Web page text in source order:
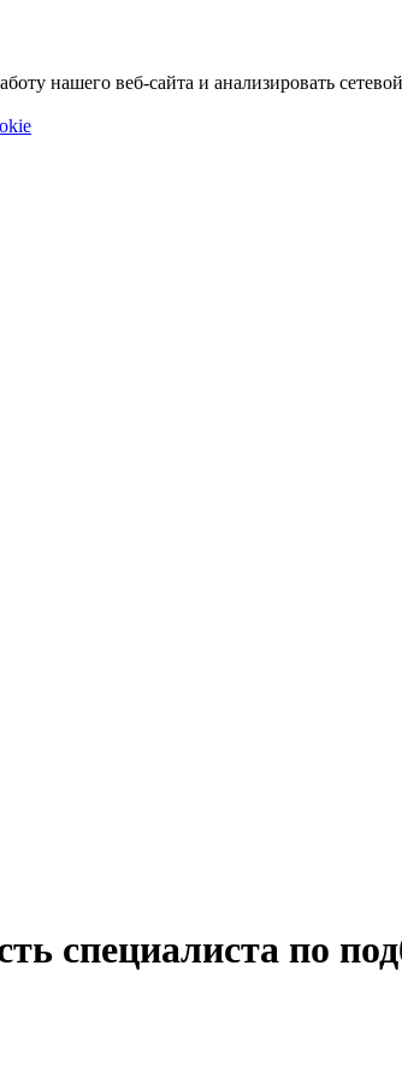
нашего веб-сайта и анализировать
специалиста по